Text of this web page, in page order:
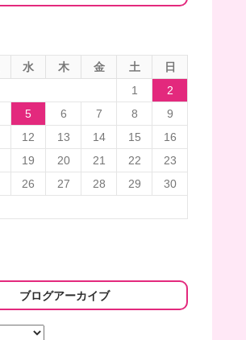
水 木 金 土
日
1
2
5 6 7 8
9
12 13 14 15
16
19 20 21 22
23
26 27 28 29
30
ブログアーカイブ